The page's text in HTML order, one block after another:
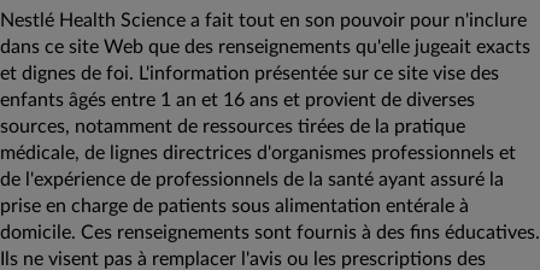
Nestlé Health Science a fait tout en son pouvoir pour n'inclure
dans ce site Web que des renseignements qu'elle jugeait exacts
et dignes de foi. L'information présentée sur ce site vise des
enfants âgés entre 1 an et 16 ans et provient de diverses
sources, notamment de ressources tirées de la pratique
médicale, de lignes directrices d'organismes professionnels et
de l'expérience de professionnels de la santé ayant assuré la
prise en charge de patients sous alimentation entérale à
domicile. Ces renseignements sont fournis à des fins éducatives.
Ils ne visent pas à remplacer l'avis ou les prescriptions des